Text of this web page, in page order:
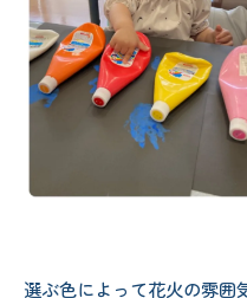
選ぶ色によって花火の雰囲